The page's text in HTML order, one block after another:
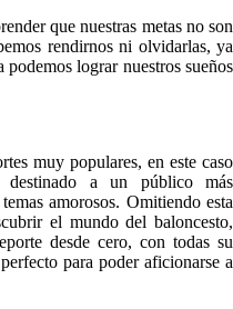
que nuestras metas no son
rendirnos ni olvidarlas, ya
lograr nuestros sueños
muy populares, en este caso
destinado a un público más
amorosos. Omitiendo esta
el mundo del baloncesto,
desde cero, con todas su
para poder aficionarse a